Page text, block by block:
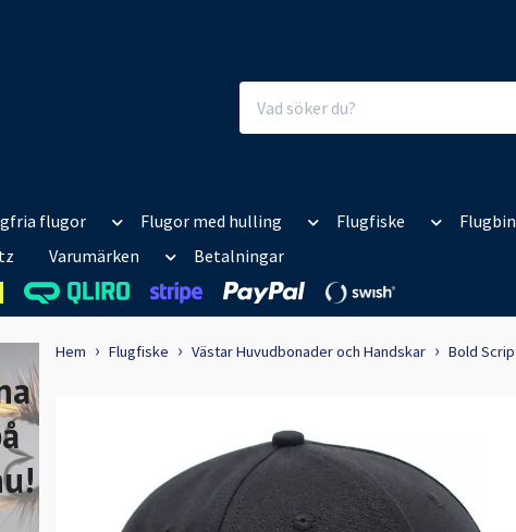
flugor Flugor med hulling Flugfiske
Varumärken Betalningar
Hem Flugfiske Västar Huvudbonader och Handskar Bold